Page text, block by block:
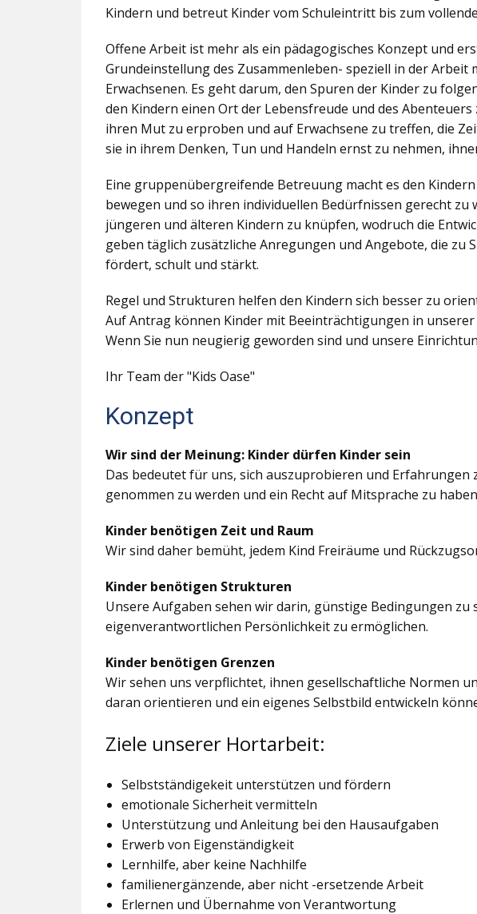
Kindern und betreut Kinder vom Schuleintritt bis zum
Offene Arbeit ist mehr als ein pädagogisches Konzept und
Grundeinstellung des Zusammenleben- speziell in der
Erwachsenen. Es geht darum, den Spuren der Kinder zu
den Kindern einen Ort der Lebensfreude und des
ihren Mut zu erproben und auf Erwachsene zu treffen, die
sie in ihrem Denken, Tun und Handeln ernst zu nehmen,
Eine gruppenübergreifende Betreuung macht es den
bewegen und so ihren individuellen Bedürfnissen gerecht
jüngeren und älteren Kindern zu knüpfen, wodruch die
geben täglich zusätzliche Anregungen und Angebote, die zu
fördert, schult und stärkt.
Regel und Strukturen helfen den Kindern sich besser zu
Auf Antrag können Kinder mit Beeinträchtigungen in
Wenn Sie nun neugierig geworden sind und unsere
Ihr Team der "Kids Oase"
Konzept
Wir sind der Meinung: Kinder dürfen Kinder sein
Das bedeutet für uns, sich auszuprobieren und
genommen zu werden und ein Recht auf Mitsprache zu
Kinder benötigen Zeit und Raum
Wir sind daher bemüht, jedem Kind Freiräume und
Kinder benötigen Strukturen
Unsere Aufgaben sehen wir darin, günstige Bedingungen
eigenverantwortlichen Persönlichkeit zu ermöglichen.
Kinder benötigen Grenzen
Wir sehen uns verpflichtet, ihnen gesellschaftliche Normen
daran orientieren und ein eigenes Selbstbild entwickeln
Ziele unserer Hortarbeit:
Selbstständigekeit unterstützen und fördern
emotionale Sicherheit vermitteln
Unterstützung und Anleitung bei den Hausaufgaben
Erwerb von Eigenständigkeit
Lernhilfe, aber keine Nachhilfe
familienergänzende, aber nicht -ersetzende Arbeit
Erlernen und Übernahme von Verantwortung